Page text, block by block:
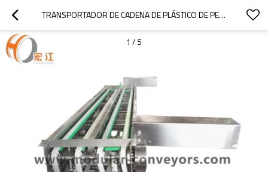
TRANSPORTADOR DE CADENA DE PLÁSTICO DE PEQUEÑO TAMAÑO H1108 PARA BLOQUE CIRCULAR CIRCULAR DE METAL
1 / 5